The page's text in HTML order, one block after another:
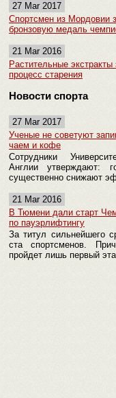
27 Mar 2017
Спортсмен из Мордовии
бронзовую медаль
21 Mar 2016
Растительные
процесс старения
Новости спорта
27 Mar 2017
Ученые не советуют
чаем и кофе
Сотрудники
Англии утверждают:
существенно снижают
21 Mar 2016
В Тюмени дали старт
по пауэрлифтингу
За титул сильнейшего
ста спортсменов.
пройдет лишь первый